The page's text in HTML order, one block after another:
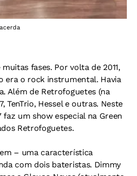
fases. Por volta de 2011,
era o rock instrumental. Havia
Além de Retrofoguetes (na
TenTrio, Hessel e outras. Neste
faz um show especial na Green
Retrofoguetes.
– uma característica
com dois bateristas. Dimmy